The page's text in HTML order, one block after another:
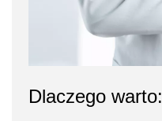
Dlaczego warto: